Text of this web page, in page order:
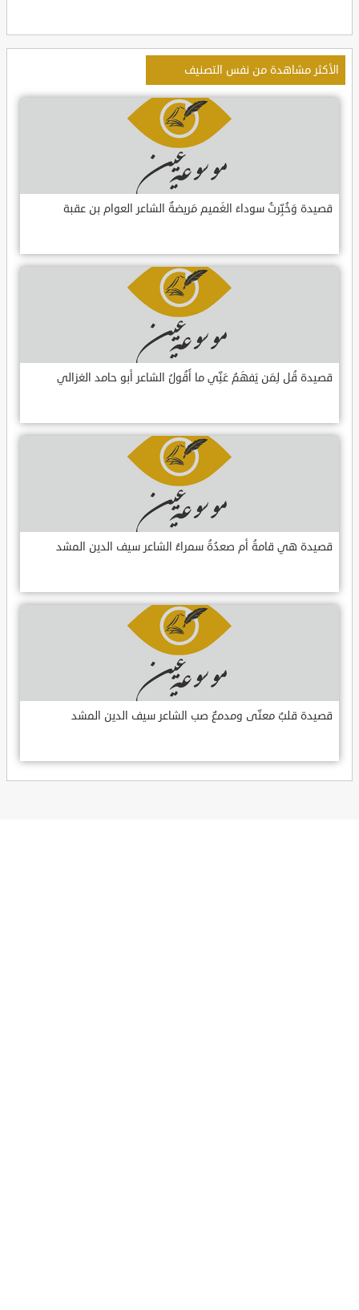
الأكثر مشاهدة من نفس التصنيف
قصيدة وَخُبِّرتُ سوداءَ الغَميم مَريضةٌ الشاعر العوام بن عقبة
قصيدة قُل لِمَن يَفهَمُ عَنِّي ما أَقُولُ الشاعر أبو حامد الغزالي
قصيدة هي قامةُ أم صعدُةُ سمراءُ الشاعر سيف الدين المشد
قصيدة قلبٌ معنّى ومدمعٌ صب الشاعر سيف الدين المشد